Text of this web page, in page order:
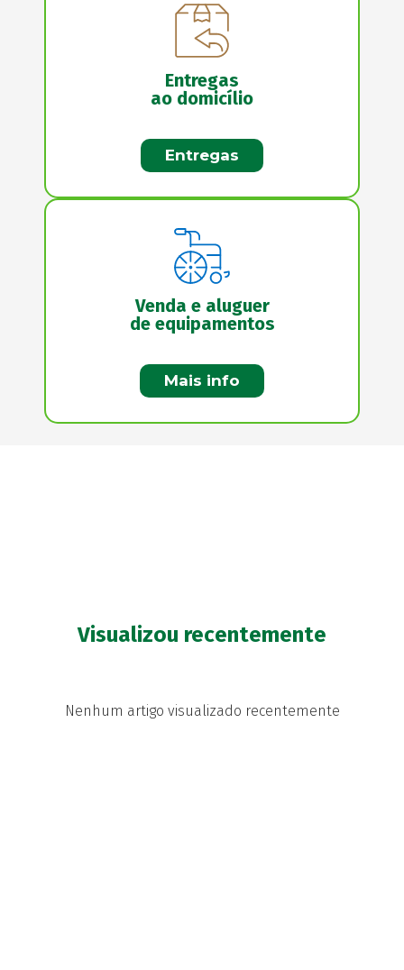
Entregas
ao domicílio
Entregas
Venda e aluguer
de equipamentos
Mais info
Visualizou recentemente
Nenhum artigo visualizado recentemente